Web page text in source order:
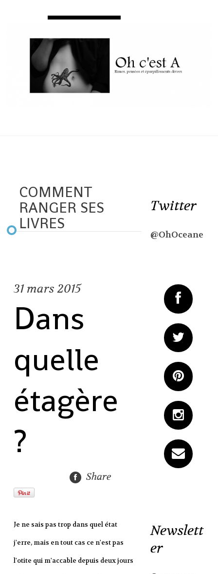
COMMENT
RANGER SES
LIVRES
31 mars 2015
Dans
quelle
étagère
?
Share
Je ne sais pas trop dans quel état
j'erre, mais en tout cas ce n'est pas
l'otite qui m'accable depuis deux jours
Twitter
@OhOceane
Newslett
er